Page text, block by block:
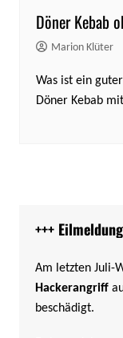
Döner Kebab
Marion Klüter
Was ist ein
Döner Kebab
+++
Am letzten Juli-
Hackerangriff
beschädigt.